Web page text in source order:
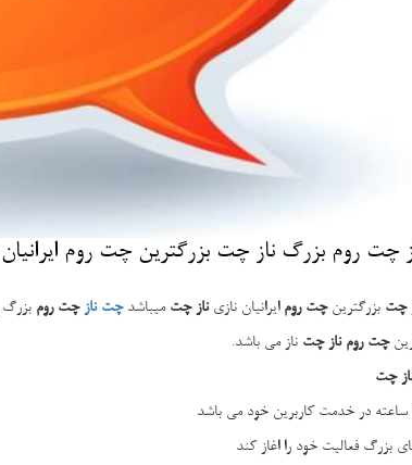
روم بزرگ ناز چت بزرگترین چت روم
چت بزرگترینچت رومایرانیان نازیناز چتمیباشدچت نازچت روم
چت روم ناز چت ناز می باشد.
چت
بزرگ فعالیت خود را اغاز کند